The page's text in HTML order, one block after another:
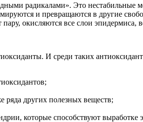
радикалами». Это нестабильные
и превращаются в другие
окисляются все слои эпидермиса,
И среди таких
ряда других полезных веществ;
которые способствуют выработке